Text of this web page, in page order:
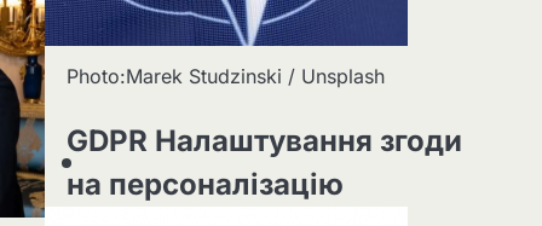
Photo:Marek Studzinski / Unsplash
GDPR Налаштування згоди
на персоналізацію